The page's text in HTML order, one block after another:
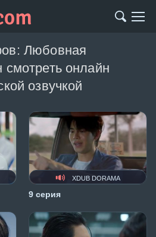
Любовная
смотреть онлайн
озвучкой
XDUB DORAMA
9 серия